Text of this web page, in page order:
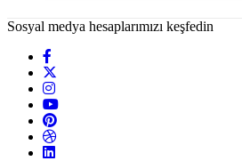
Sosyal medya hesaplarımızı keşfedin